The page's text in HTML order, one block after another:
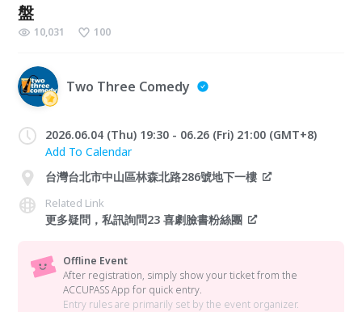
盤
10,031 100
Two Three Comedy
2026.06.04 (Thu) 19:30 - 06.26 (Fri) 21:00 (GMT+8)
Add To Calendar
台灣台北市中山區林森北路286號地下一樓
Related Link
更多疑問，私訊詢問23 喜劇臉書粉絲團
Offline Event
After registration, simply show your ticket from the
ACCUPASS App for quick entry.
Entry rules are primarily set by the event organizer.